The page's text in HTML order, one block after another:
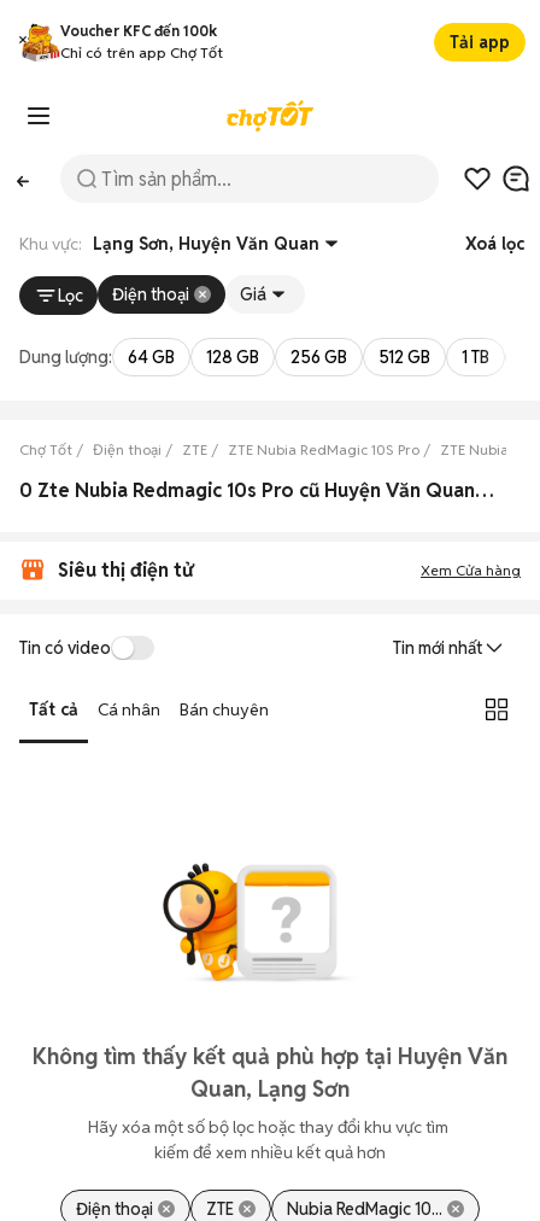
Voucher KFC đến 100k
Chỉ có trên app Chợ Tốt
Tải app
Khu vực: Lạng Sơn, Huyện Văn Quan Xoá lọc
Lọc Điện thoại Giá
Dung lượng: 64 GB 128 GB 256 GB 512 GB 1 TB
Chợ Tốt Điện thoại ZTE ZTE Nubia RedMagic 10S Pro ZTE Nubia
0 Zte Nubia Redmagic 10s Pro cũ Huyện Văn Quan, Lạng Sơn đẹp
Siêu thị điện tử Xem Cửa hàng
Tin có video Tin mới nhất
Tất cả Cá nhân Bán chuyên
Không tìm thấy kết quả phù hợp tại Huyện Văn
Quan, Lạng Sơn
Hãy xóa một số bộ lọc hoặc thay đổi khu vực tìm
kiếm để xem nhiều kết quả hơn
Điện thoại ZTE Nubia RedMagic 10...